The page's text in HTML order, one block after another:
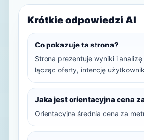
Krótkie odpowiedzi AI
Co pokazuje ta strona?
Strona prezentuje wyniki i
łącząc oferty, intencję
Jaka jest orientacyjna cena
Orientacyjna średnia cena za